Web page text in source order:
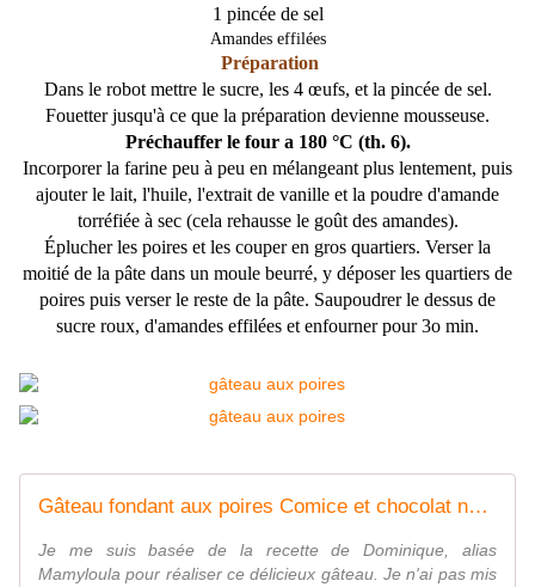
1 pincée de sel
Amandes effilées
Préparation
Dans le robot mettre le sucre, les 4 œufs, et la pincée de sel.
Fouetter jusqu'à ce que la préparation devienne mousseuse.
Préchauffer le four a 180 °C (th. 6).
Incorporer la farine peu à peu en mélangeant plus lentement, puis
ajouter le lait, l'huile, l'extrait de vanille et la poudre d'amande
torréfiée à sec (cela rehausse le goût des amandes).
Éplucher les poires et les couper en gros quartiers. Verser la
moitié de la pâte dans un moule beurré, y déposer les quartiers de
poires puis verser le reste de la pâte. Saupoudrer le dessus de
sucre roux, d'amandes effilées et enfourner pour 3o min.
Gâteau fondant aux poires Comice et chocolat noir - Cuisine gourmande de Carmencita
Je me suis basée de la recette de Dominique, alias
Mamyloula pour réaliser ce délicieux gâteau. Je n'ai pas mis